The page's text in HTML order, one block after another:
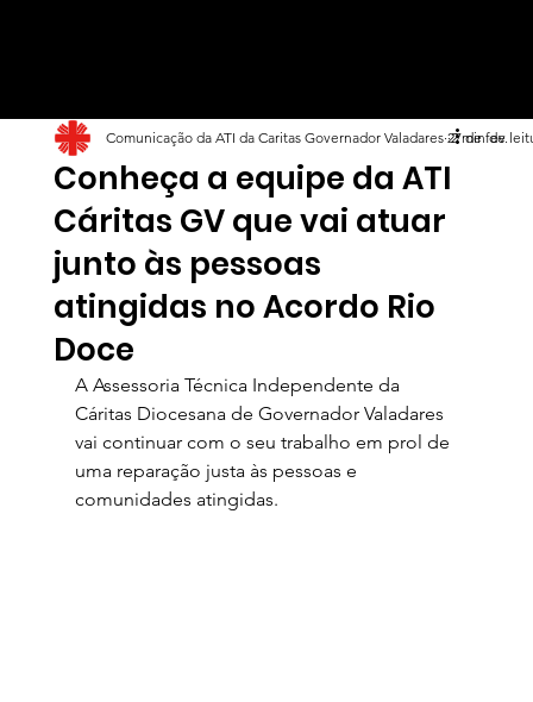
Conheça a equipe da ATI
Cáritas GV que vai atuar
junto às pessoas
atingidas no Acordo Rio
Doce
Comunicação da ATI da Caritas Governador Valadares 27 de fev.
2 min de
A Assessoria Técnica Independente da
Cáritas Diocesana de Governador Valadares
vai continuar com o seu trabalho em prol de
uma reparação justa às pessoas e
comunidades atingidas.